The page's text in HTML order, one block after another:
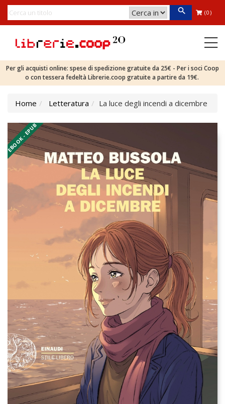
(0)
Per gli acquisti online: spese di spedizione gratuite da 25€ - Per i soci Coop
o con tessera fedeltà Librerie.coop gratuite a partire da 19€.
Home Letteratura La luce degli incendi a dicembre
EBOOK - EPUB